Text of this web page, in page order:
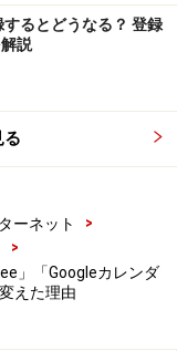
ためには、別途
ず、その手間が面
ションが定着しな
るとどうなる？ 登録
説
る
ーネット
>
>
」「Googleカレンダ
えた理由